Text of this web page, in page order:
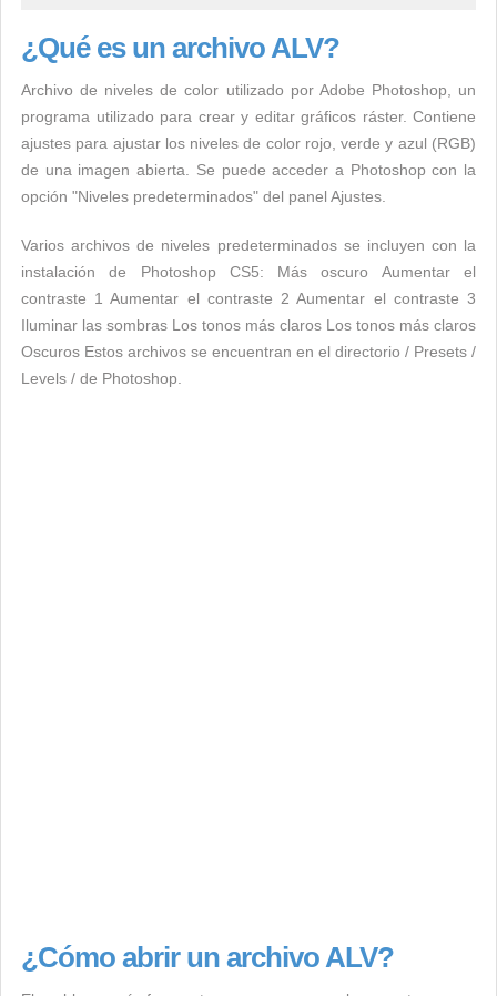
¿Qué es un archivo ALV?
Archivo de niveles de color utilizado por Adobe Photoshop, un
programa utilizado para crear y editar gráficos ráster. Contiene
ajustes para ajustar los niveles de color rojo, verde y azul (RGB)
de una imagen abierta. Se puede acceder a Photoshop con la
opción "Niveles predeterminados" del panel Ajustes.
Varios archivos de niveles predeterminados se incluyen con la
instalación de Photoshop CS5: Más oscuro Aumentar el
contraste 1 Aumentar el contraste 2 Aumentar el contraste 3
Iluminar las sombras Los tonos más claros Los tonos más claros
Oscuros Estos archivos se encuentran en el directorio / Presets /
Levels / de Photoshop.
¿Cómo abrir un archivo ALV?